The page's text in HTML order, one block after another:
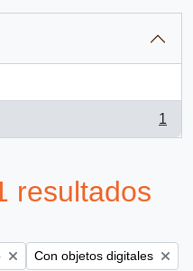
1
resultados
filter:Remove filter:
Con objetos digitales